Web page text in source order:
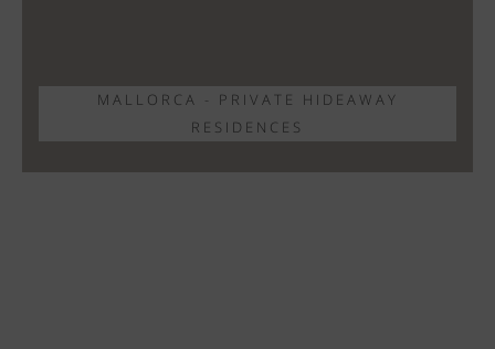
MALLORCA - PRIVATE HIDEAWAY
RESIDENCES